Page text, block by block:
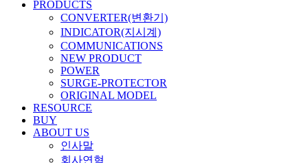
PRODUCTS
CONVERTER(변환기)
INDICATOR(지시계)
COMMUNICATIONS
NEW PRODUCT
POWER
SURGE-PROTECTOR
ORIGINAL MODEL
RESOURCE
BUY
ABOUT US
인사말
회사연혁